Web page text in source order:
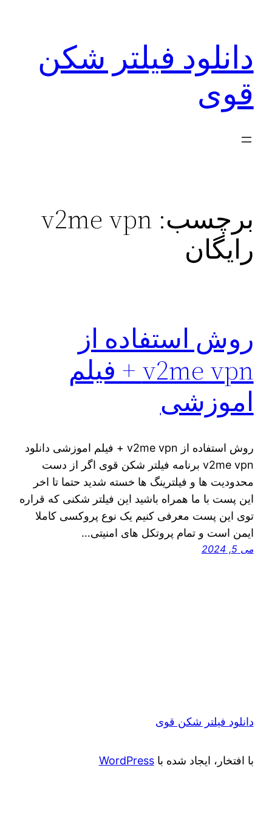
دانلود فیلتر شکن
قوی
برچسب: v2me vpn
رایگان
روش استفاده از
v2me vpn + فیلم
اموزشی
روش استفاده از v2me vpn + فیلم اموزشی دانلود
v2me vpn برنامه فیلتر شکن قوی اگر از دست
محدودیت ها و فیلترینگ ها خسته شدید حتما تا اخر
این پست با ما همراه باشید این فیلتر شکنی که قراره
توی اين پست معرفی کنیم یک نوع پروکسی کاملا
ایمن است و تمام پروتکل های امنیتی…
می 5, 2024
دانلود فیلتر شکن قوی
با افتخار، ایجاد شده باWordPress